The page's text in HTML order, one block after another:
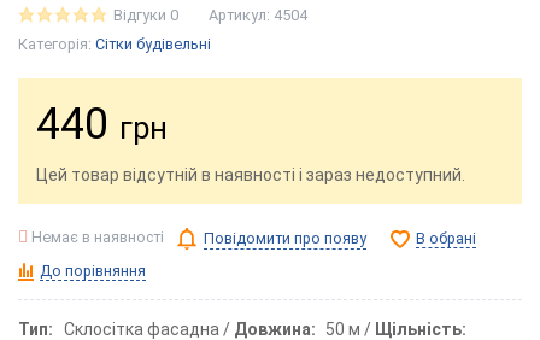
Відгуки 0 Артикул: 4504
Категорія: Сітки будівельні
440 грн
Цей товар відсутній в наявності і зараз недоступний.
Немає в наявності Повідомити про появу
В обрані
До порівняння
Тип Склосітка фасадна Довжина 50 м
Щільність